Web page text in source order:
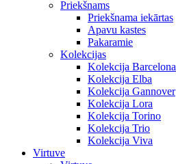
Priekšnams
Priekšnama iekārtas
Apavu kastes
Pakaramie
Kolekcijas
Kolekcija Barcelona
Kolekcija Elba
Kolekcija Gannover
Kolekcija Lora
Kolekcija Torino
Kolekcija Trio
Kolekcija Viva
Virtuve